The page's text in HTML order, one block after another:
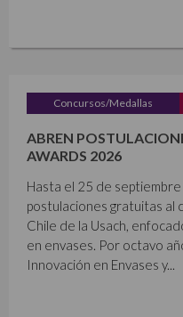
Concursos/Medallas
ABREN
AWARDS 2026
Hasta el 25 de
postulaciones gratuitas al
Chile de la Usach,
en envases. Por octavo
Innovación en Envases y...